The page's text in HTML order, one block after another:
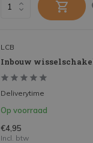
LCB
Inbouw
Deliverytime
Op voorraad
€4,95
Incl. btw